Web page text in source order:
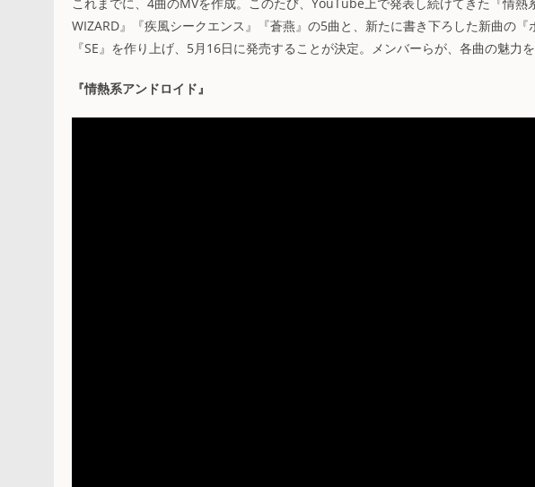
これまでに、4曲のMVを作成。このたび、YouTube上で発表し続けてきた『情
WIZARD』『疾風シークエンス』『蒼燕』の5曲と、新たに書き下ろした新曲の
『SE』を作り上げ、5月16日に発売することが決定。メンバーらが、各曲の魅力を
『情熱系アンドロイド』